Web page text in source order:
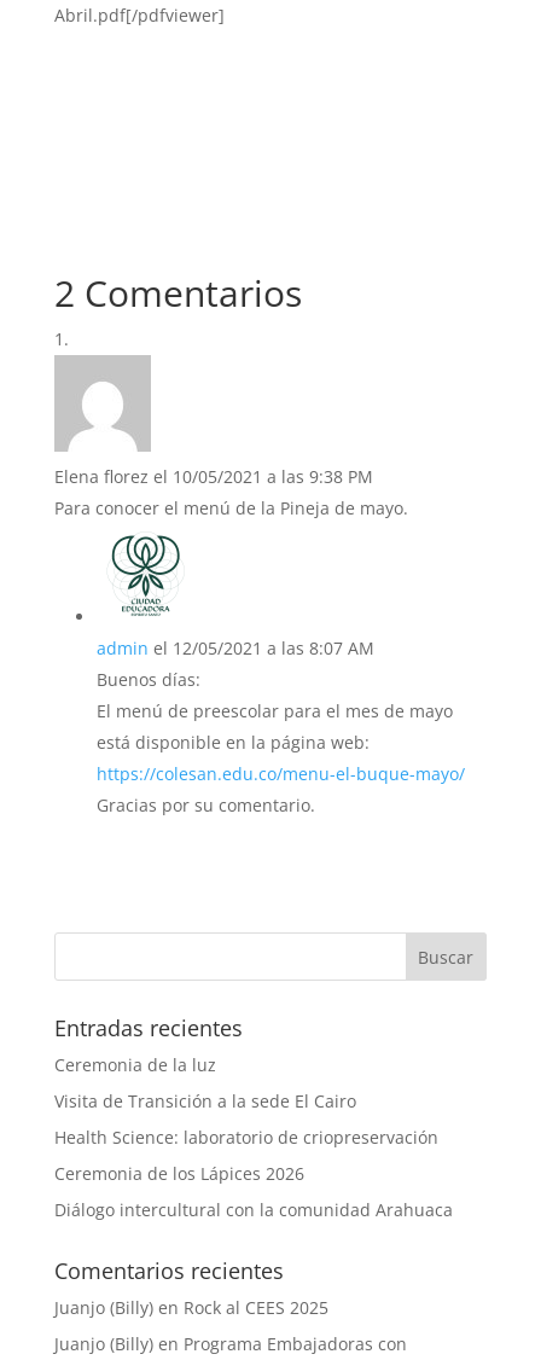
Abril.pdf[/pdfviewer]
2 Comentarios
Elena florez el 10/05/2021 a las 9:38 PM
Para conocer el menú de la Pineja de mayo.
admin el 12/05/2021 a las 8:07 AM
Buenos días:
El menú de preescolar para el mes de mayo
está disponible en la página web:
https://colesan.edu.co/menu-el-buque-mayo/
Gracias por su comentario.
Entradas recientes
Ceremonia de la luz
Visita de Transición a la sede El Cairo
Health Science: laboratorio de criopreservación
Ceremonia de los Lápices 2026
Diálogo intercultural con la comunidad Arahuaca
Comentarios recientes
Juanjo (Billy)en Rock al CEES 2025
Juanjo (Billy)en Programa Embajadoras con